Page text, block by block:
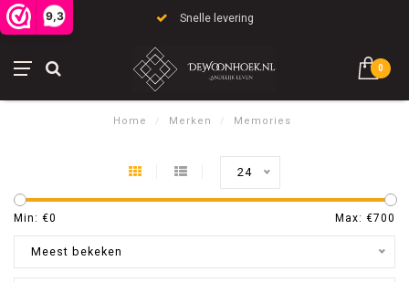
9,3 Snelle levering
0
Home / Merken / Memories
24
Min: €0 Max: €700
Meest bekeken